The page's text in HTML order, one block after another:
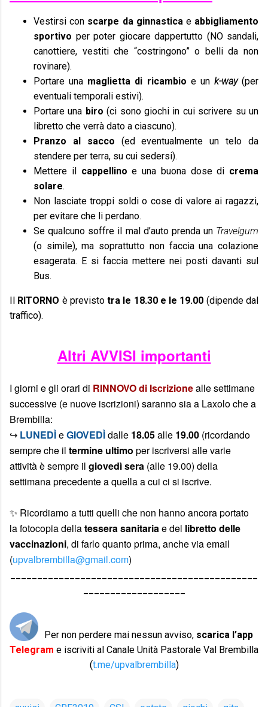
Vestirsi con scarpe da ginnasticae abbigliamento
sportivo per poter giocare dappertutto (NO sandali,
canottiere, vestiti che “costringono” o belli da non
rovinare).
Portare una maglietta di ricambio e un k-way(per
eventuali temporali estivi).
Portare una biro(ci sono giochi in cui scrivere su un
libretto che verrà dato a ciascuno).
Pranzo al sacco (ed eventualmente un telo da
stendere per terra, su cui sedersi).
Mettere il cappellinoe una buona dose di crema
solare.
Non lasciate troppi soldi o cose di valore ai ragazzi,
per evitare che li perdano.
Se qualcuno soffre il mal d’auto prenda un Travelgum
(o simile), ma soprattutto non faccia una colazione
esagerata. E si faccia mettere nei posti davanti sul
Bus.
Il RITORNO è previstotra le 18.30 e le 19.00 (dipende dal
traffico).
Altri AVVISI importanti
I giorni e gli orari di RINNOVO di Iscrizionealle settimane
successive (e nuove iscrizioni) saranno sia a Laxolo che a
Brembilla:
↪ LUNEDÌeGIOVEDÌdalle 18.05alle 19.00 (ricordando
sempre che il termine ultimo per iscriversi alle varie
attività è sempre il giovedì sera (alle 19.00) della
settimana precedente a quella a cui ci si iscrive.
✨ Ricordiamo a tutti quelli che non hanno ancora portato
la fotocopia dellatessera sanitariae del libretto delle
vaccinazioni, di farlo quanto prima, anche via email
(upvalbrembilla@gmail.com)
Per non perdere mai nessun avviso, scarica l’app
Telegram e iscriviti al Canale Unità Pastorale Val Brembilla
(t.me/upvalbrembilla)